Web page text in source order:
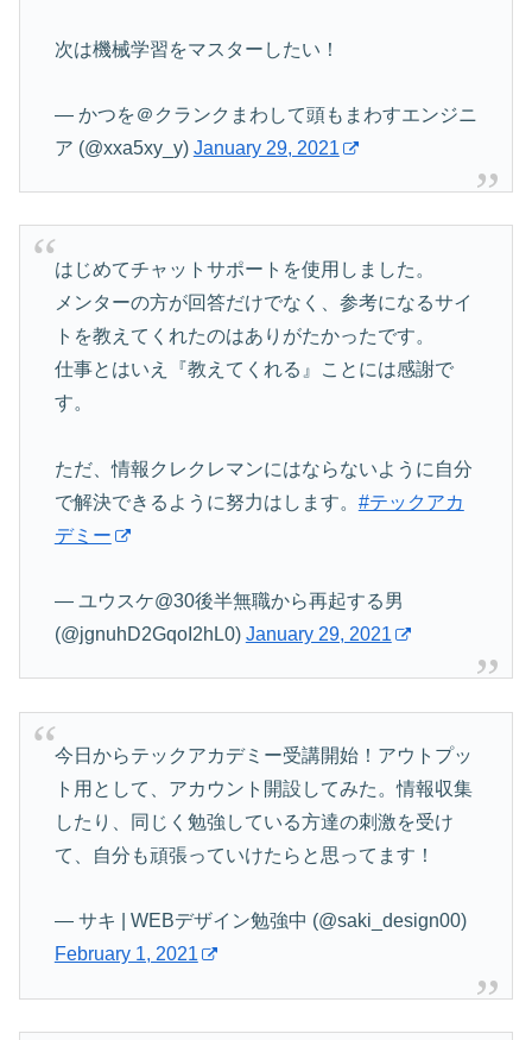
次は機械学習をマスターしたい！
— かつを＠クランクまわして頭もまわすエンジニ
ア (@xxa5xy_y) January 29, 2021
はじめてチャットサポートを使用しました。
メンターの方が回答だけでなく、参考になるサイ
トを教えてくれたのはありがたかったです。
仕事とはいえ『教えてくれる』ことには感謝で
す。
ただ、情報クレクレマンにはならないように自分
で解決できるように努力はします。 #テックアカ
デミー
— ユウスケ@30後半無職から再起する男
(@jgnuhD2GqoI2hL0) January 29, 2021
今日からテックアカデミー受講開始！アウトプッ
ト用として、アカウント開設してみた。情報収集
したり、同じく勉強している方達の刺激を受け
て、自分も頑張っていけたらと思ってます！
— サキ | WEBデザイン勉強中 (@saki_design00)
February 1, 2021